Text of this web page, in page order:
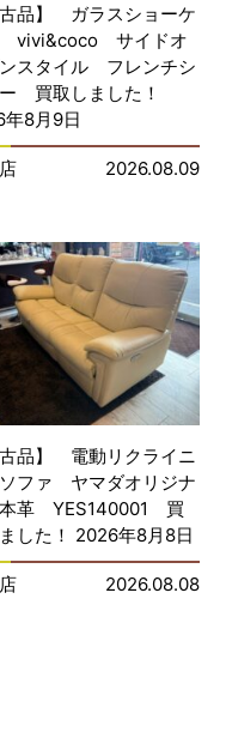
古品】 ガラスショーケ
vivi&coco サイドオ
スタイル フレンチシ
買取しました！
年8月9日
2026.08.09
古品】 電動リクライニ
ファ ヤマダオリジナ
革 YES140001 買
した！ 2026年8月8日
2026.08.08